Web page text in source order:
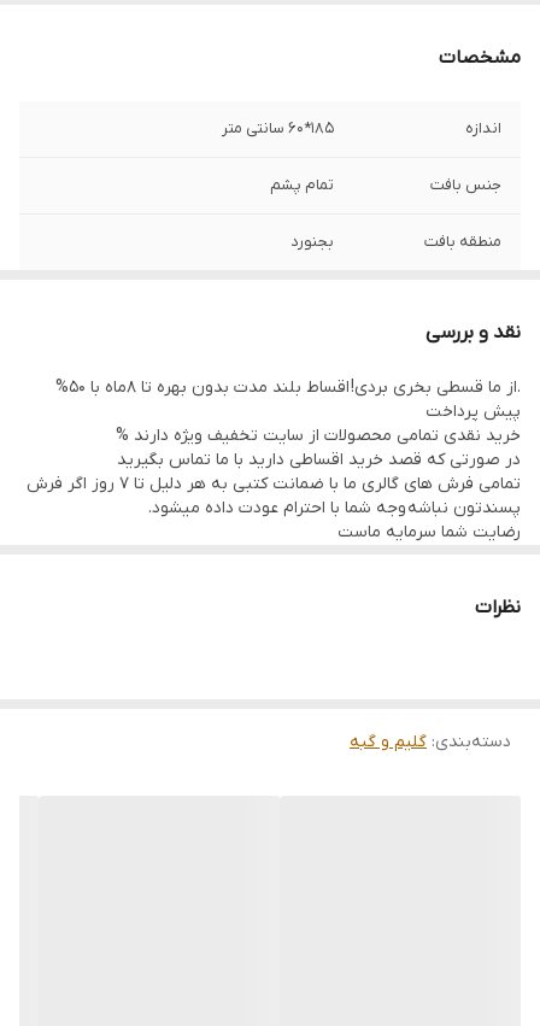
مشخصات
اندازه 185*60 سانتی متر
جنس بافت تمام پشم
منطقه بافت بجنورد
نقد و بررسی
.از ما قسطی بخری بردی! اقساط بلند مدت بدون بهره تا 8ماه با 50%
پیش پرداخت
خرید نقدی تمامی محصولات از سایت تخفیف ویژه دارند %
در صورتی که قصد خرید اقساطی دارید با ما تماس بگیرید
تمامی فرش های گالری ما با ضمانت کتبی به هر دلیل تا 7 روز اگر فرش
پسندتون نباشه وجه شما با احترام عودت داده میشود.
رضایت شما سرمایه ماست
از فلسطین اشعالی) پذیرفته میشود
نظرات
دسته‌بندی: گلیم و گبه